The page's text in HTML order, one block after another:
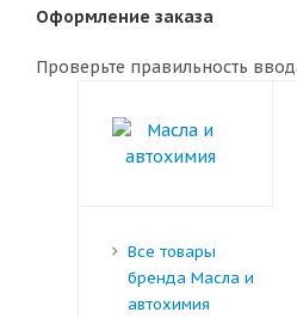
Оформление заказа
Проверьте правильность
Все товары
бренда Масла и
автохимия